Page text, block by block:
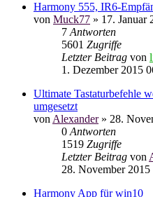
Harmony 555, IR6-
von Muck77 » 17. Januar
7 Antworten
5601 Zugriffe
Letzter Beitrag von
1. Dezember 2015
Ultimate Tastaturbefehle
umgesetzt
von Alexander» 28.
0 Antworten
1519 Zugriffe
Letzter Beitrag von
28. November 2015
Harmony App für win10